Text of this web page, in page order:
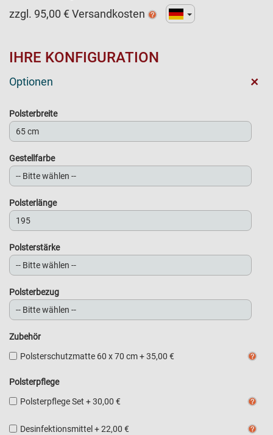
zzgl. 95,00 € Versandkosten
IHRE KONFIGURATION
Optionen +
Polsterbreite
Gestellfarbe
Polsterlänge
Polsterstärke
Polsterbezug
Zubehör
Polsterschutzmatte 60 x 70 cm+35,00 €
Polsterpflege
Polsterpflege Set +30,00 €
Desinfektionsmittel +22,00 €